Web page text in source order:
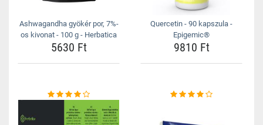
Ashwagandha gyökér por, 7%-
os kivonat - 100 g - Herbatica
5630 Ft
Quercetin - 90 kapszula -
Epigemic®
9810 Ft